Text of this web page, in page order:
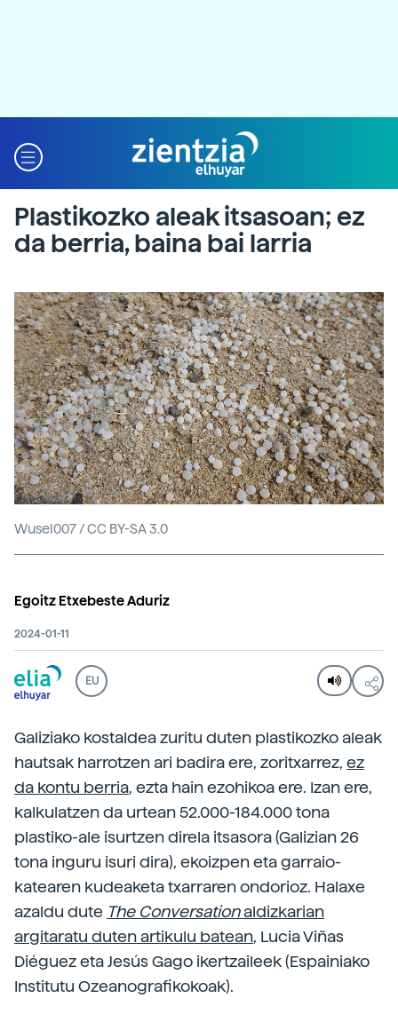
Plastikozko aleak itsasoan; ez
da berria, baina bai larria
Wusel007 / CC BY-SA 3.0
Egoitz Etxebeste Aduriz
2024-01-11
EU
Galiziako kostaldea zuritu duten plastikozko aleak
hautsak harrotzen ari badira ere, zoritxarrez, ez
da kontu berria, ezta hain ezohikoa ere. Izan ere,
kalkulatzen da urtean 52.000-184.000 tona
plastiko-ale isurtzen direla itsasora (Galizian 26
tona inguru isuri dira), ekoizpen eta garraio-
katearen kudeaketa txarraren ondorioz. Halaxe
azaldu dute The Conversationaldizkarian
argitaratu duten artikulu batean, Lucia Viñas
Diéguez eta Jesús Gago ikertzaileek (Espainiako
Institutu Ozeanografikokoak).